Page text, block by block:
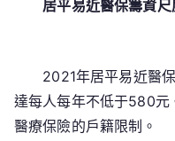
居平易近醫保籌資
2021年居平易近醫保
達每人每年不低于580元
醫療保險的戶籍限制。